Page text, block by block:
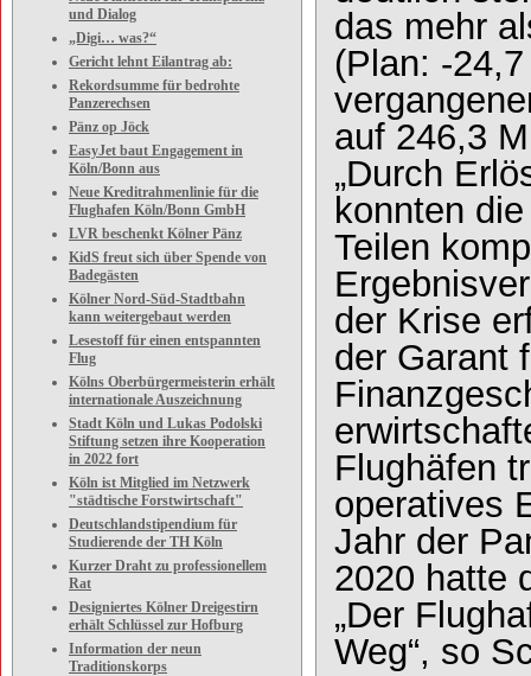
und Dialog
„Digi… was?“
Gericht lehnt Eilantrag ab:
Rekordsumme für bedrohte
Panzerechsen
Pänz op Jöck
EasyJet baut Engagement in
Köln/Bonn aus
Neue Kreditrahmenlinie für die
Flughafen Köln/Bonn GmbH
LVR beschenkt Kölner Pänz
KidS freut sich über Spende von
Badegästen
Kölner Nord-Süd-Stadtbahn
kann weitergebaut werden
Lesestoff für einen entspannten
Flug
Kölns Oberbürgermeisterin erhält
internationale Auszeichnung
Stadt Köln und Lukas Podolski
Stiftung setzen ihre Kooperation
in 2022 fort
Köln ist Mitglied im Netzwerk
"städtische Forstwirtschaft"
Deutschlandstipendium für
Studierende der TH Köln
Kurzer Draht zu professionellem
Rat
Designiertes Kölner Dreigestirn
erhält Schlüssel zur Hofburg
Information der neun
Traditionskorps
das mehr
(Plan: -
auf 246,3
„Durch
konnten
Teilen
der Krise
der Garant
Flughäfen
operatives
Jahr der
2020 hatte
„Der
Weg“, so